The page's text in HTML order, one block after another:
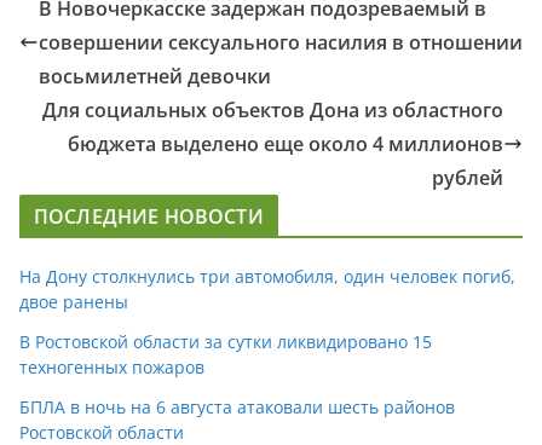
В Новочеркасске задержан подозреваемый в
совершении сексуального насилия в отношении
восьмилетней девочки
Для социальных объектов Дона из областного
бюджета выделено еще около 4 миллионов
рублей
ПОСЛЕДНИЕ НОВОСТИ
На Дону столкнулись три автомобиля, один человек погиб,
двое ранены
В Ростовской области за сутки ликвидировано 15
техногенных пожаров
БПЛА в ночь на 6 августа атаковали шесть районов
Ростовской области